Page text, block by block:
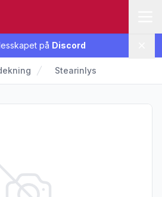
på Discord
Stearinlys